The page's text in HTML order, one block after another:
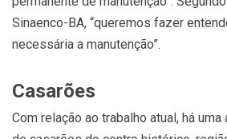
Sinaenco-BA, “queremos fazer
necessária a manutenção”.
Casarões
Com relação ao trabalho atual, há